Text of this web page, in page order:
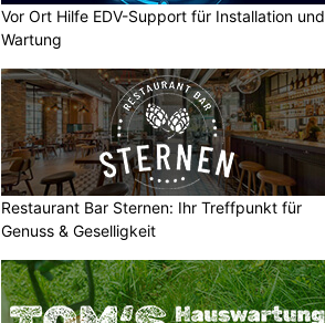
Vor Ort Hilfe EDV-Support für Installation und
Wartung
Restaurant Bar Sternen: Ihr Treffpunkt für
Genuss & Geselligkeit